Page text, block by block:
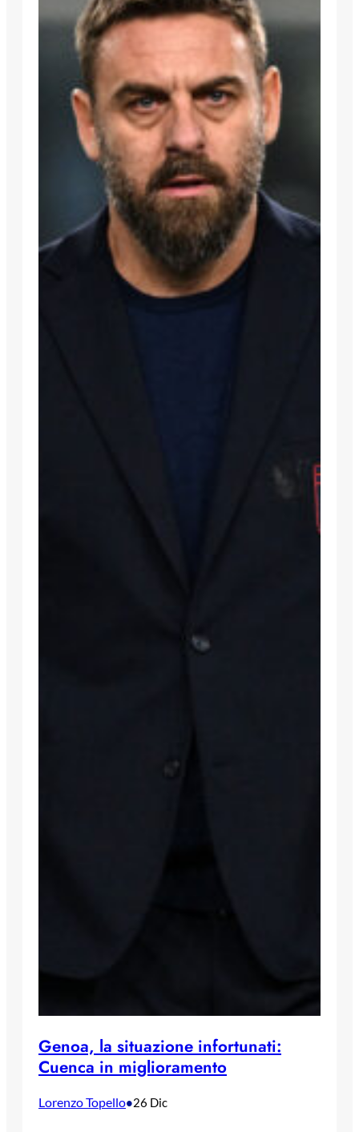
Genoa, la situazione infortunati:
Cuenca in miglioramento
Lorenzo Topello•26 Dic